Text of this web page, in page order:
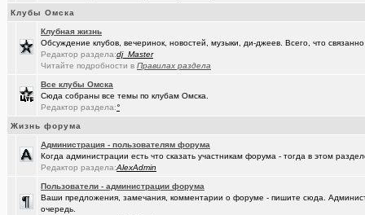
Клубы Омска
Клубная жизнь
Обсуждение клубов, вечеринок, новостей, музыки, ди-джеев. Всего, что
Редактор раздела:dj_Master
Читайте подробности в Правилах раздела
Все клубы Омска
Сюда собраны все темы по клубам Омска.
Редактор раздела:°
Жизнь форума
Администрация - пользователям форума
Когда администрации есть что сказать участникам форума - тогда в этом
Редактор раздела:AlexAdmin
Пользователи - администрации форума
Ваши предложения, замечания, комментарии о форуме - пишите сюда.
очередь.